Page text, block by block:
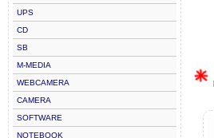
UPS
CD
SB
M-MEDIA
WEBCAMERA
CAMERA
SOFTWARE
NOTEBOOK